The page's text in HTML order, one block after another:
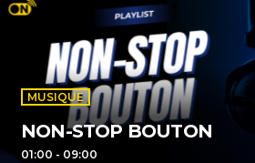
MUSIQUE
NON-STOP BOUTON
01:00 - 09:00